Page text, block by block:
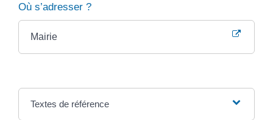
Où s’adresser ?
Mairie
Textes de référence